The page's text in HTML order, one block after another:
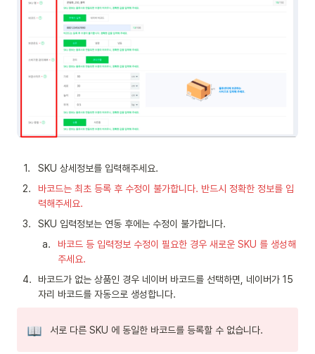
1.
SKU 상세정보를 입력해주세요.
2.
바코드는 최초 등록 후 수정이 불가합니다. 반드시 정확한 정보를 입
력해주세요.
3.
SKU 입력정보는 연동 후에는 수정이 불가합니다.
a.
바코드 등 입력정보 수정이 필요한 경우 새로운 SKU 를 생성해
주세요.
4.
바코드가 없는 상품인 경우 네이버 바코드를 선택하면, 네이버가 15
자리 바코드를 자동으로 생성합니다.
서로 다른 SKU 에 동일한 바코드를 등록할 수 없습니다.